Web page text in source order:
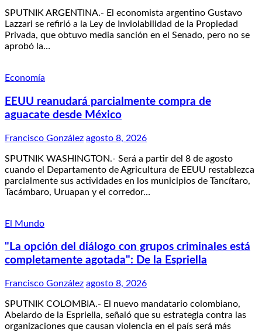
SPUTNIK ARGENTINA.- El economista argentino Gustavo
Lazzari se refirió a la Ley de Inviolabilidad de la Propiedad
Privada, que obtuvo media sanción en el Senado, pero no se
aprobó la…
Economía
EEUU reanudará parcialmente compra de
aguacate desde México
Francisco González agosto 8, 2026
SPUTNIK WASHINGTON.- Será a partir del 8 de agosto
cuando el Departamento de Agricultura de EEUU restablezca
parcialmente sus actividades en los municipios de Tancítaro,
Tacámbaro, Uruapan y el corredor…
El Mundo
"La opción del diálogo con grupos criminales está
completamente agotada": De la Espriella
Francisco González agosto 8, 2026
SPUTNIK COLOMBIA.- El nuevo mandatario colombiano,
Abelardo de la Espriella, señaló que su estrategia contra las
organizaciones que causan violencia en el país será más